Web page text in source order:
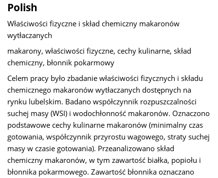
Polish
Właściwości fizyczne i skład chemiczny makaronów
wytłaczanych
makarony, właściwości fizyczne, cechy kulinarne, skład
chemiczny, błonnik pokarmowy
Celem pracy było zbadanie właściwości fizycznych i składu
chemicznego makaronów wytłaczanych dostępnych na
rynku lubelskim. Badano współczynnik rozpuszczalności
suchej masy (WSI) i wodochłonność makaronów. Oznaczono
podstawowe cechy kulinarne makaronów (minimalny czas
gotowania, współczynnik przyrostu wagowego, straty suchej
masy w czasie gotowania). Przeanalizowano skład
chemiczny makaronów, w tym zawartość białka, popiołu i
błonnika pokarmowego. Zawartość błonnika oznaczano